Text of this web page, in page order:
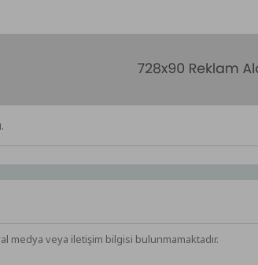
medya veya iletişim bilgisi bulunmamaktadır.